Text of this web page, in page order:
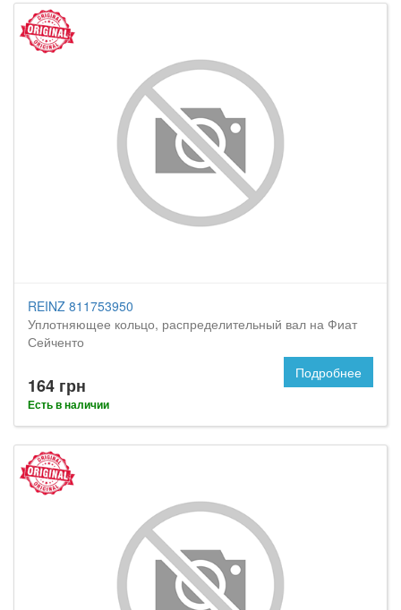
REINZ 811753950
Уплотняющее кольцо, распределительный вал на Фиат
Сейченто
164 грн
Есть в наличии
Подробнее